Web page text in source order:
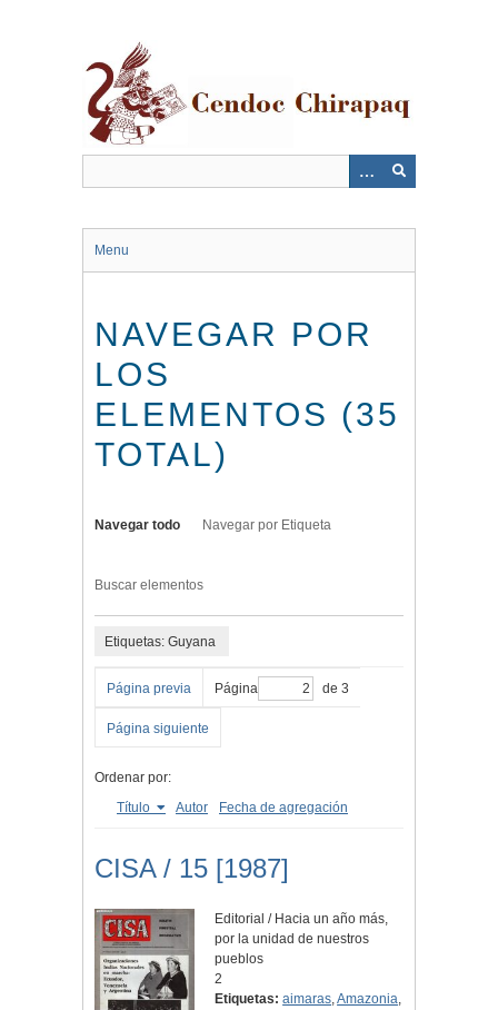
Menu
NAVEGAR POR
LOS
ELEMENTOS (35
TOTAL)
Navegar todo Navegar por Etiqueta
Buscar elementos
Etiquetas: Guyana
Página previa Página de 3
Página siguiente
Ordenar por:
Título
Autor Fecha de agregación
CISA / 15 [1987]
Editorial / Hacia un año más,
por la unidad de nuestros
pueblos
2
Etiquetas: aimaras,Amazonia,